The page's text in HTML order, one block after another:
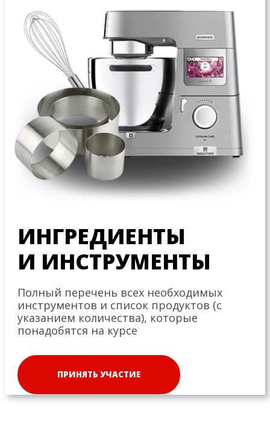
ИНГРЕДИЕНТЫ
И ИНСТРУМЕНТЫ
Полный перечень всех необходимых
инструментов и список продуктов (с
указанием количества), которые
понадобятся на курсе
ПРИНЯТЬ УЧАСТИЕ